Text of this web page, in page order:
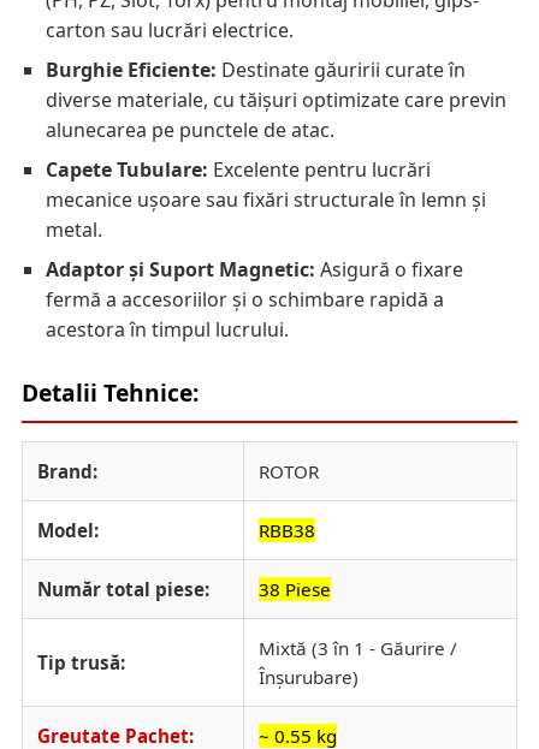
carton sau lucrări electrice.
Burghie Eficiente: Destinate găuririi curate în
diverse materiale, cu tăișuri optimizate care previn
alunecarea pe punctele de atac.
Capete Tubulare: Excelente pentru lucrări
mecanice ușoare sau fixări structurale în lemn și
metal.
Adaptor și Suport Magnetic: Asigură o fixare
fermă a accesoriilor și o schimbare rapidă a
acestora în timpul lucrului.
Detalii Tehnice:
Brand: ROTOR
Model: RBB38
Număr total piese: 38 Piese
Tip trusă:
Mixtă (3 în 1 - Găurire /
Înșurubare)
Greutate Pachet: ~ 0.55 kg